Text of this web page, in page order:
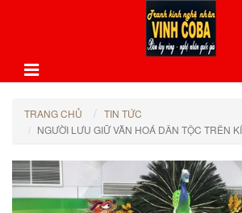
TRANG CHỦ
TIN TỨC
NGƯỜI LƯU GIỮ VĂN HOÁ DÂN TỘC TRÊN